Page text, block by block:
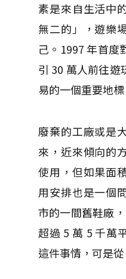
素是來自生活中
無二的」，遊樂
己。1997 年首度
引 30 萬人前往
易的一個重要地標
廢棄的工廠或是
來，近來傾向的
使用，但如果面
用安排也是一個
市的一間舊鞋廠
超過 5 萬 5 千萬
這件事情，可是